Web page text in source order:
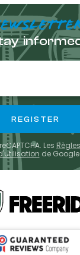
Les
de